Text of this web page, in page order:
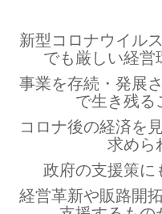
新型コロナウイル
でも厳しい経営
事業を存続・発展
で生き残る
コロナ後の経済を
求めら
政府の支援策に
経営革新や販路開